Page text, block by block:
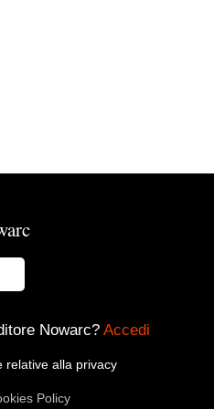
Nowarc? Accedi
relative alla privacy
Policy